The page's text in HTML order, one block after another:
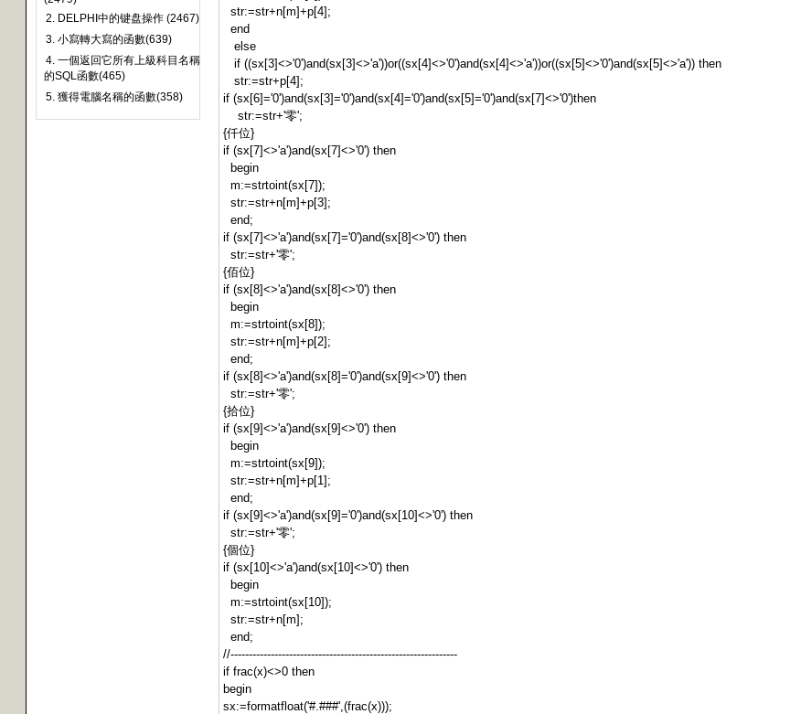
2. DELPHI中的键盘操作 (2467)
3. 小寫轉大寫的函數(639)
4. 一個返回它所有上級科目名稱
的SQL函數(465)
5. 獲得電腦名稱的函數(358)
str:=str+n[m]+p[4];
end
else
if ((sx[3]<>'0')and(sx[3]<>'a'))or((sx[4]<>'0')and(sx[4]<>'a'))or((sx[5]<>'0')and(sx[5]<>'a')) then
str:=str+p[4];
if (sx[6]='0')and(sx[3]='0')and(sx[4]='0')and(sx[5]='0')and(sx[7]<>'0')then
str:=str+'零';
{仟位}
if (sx[7]<>'a')and(sx[7]<>'0') then
begin
m:=strtoint(sx[7]);
str:=str+n[m]+p[3];
end;
if (sx[7]<>'a')and(sx[7]='0')and(sx[8]<>'0') then
str:=str+'零';
{佰位}
if (sx[8]<>'a')and(sx[8]<>'0') then
begin
m:=strtoint(sx[8]);
str:=str+n[m]+p[2];
end;
if (sx[8]<>'a')and(sx[8]='0')and(sx[9]<>'0') then
str:=str+'零';
{拾位}
if (sx[9]<>'a')and(sx[9]<>'0') then
begin
m:=strtoint(sx[9]);
str:=str+n[m]+p[1];
end;
if (sx[9]<>'a')and(sx[9]='0')and(sx[10]<>'0') then
str:=str+'零';
{個位}
if (sx[10]<>'a')and(sx[10]<>'0') then
begin
m:=strtoint(sx[10]);
str:=str+n[m];
end;
//--------------------------------------------------------------
if frac(x)<>0 then
begin
sx:=formatfloat('#.###',(frac(x)));